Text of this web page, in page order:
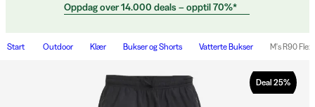
Oppdag over 14.000 deals – opptil 70%*
Start Outdoor Klær Bukser og Shorts Vatterte Bukser M's R90
Deal 25%